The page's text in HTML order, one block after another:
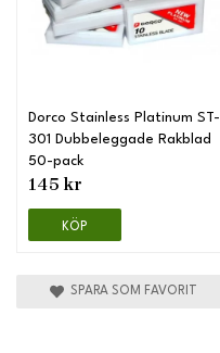
Dorco Stainless Platinum ST-
301 Dubbeleggade Rakblad
50-pack
145 kr
KÖP
SPARA SOM FAVORIT